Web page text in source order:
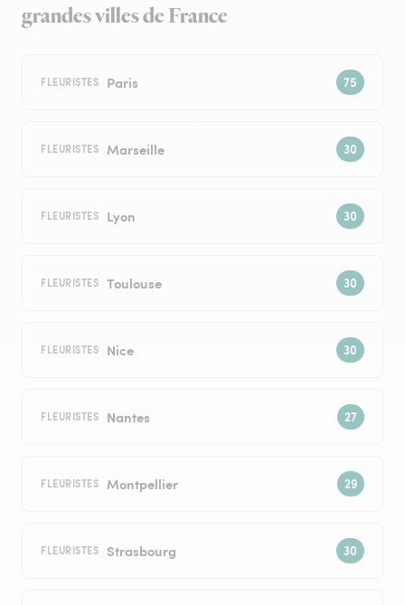
grandes villes de France
FLEURISTES Paris
FLEURISTES Marseille
FLEURISTES Lyon
FLEURISTES Toulouse
FLEURISTES Nice
FLEURISTES Nantes
FLEURISTES Montpellier
FLEURISTES Strasbourg